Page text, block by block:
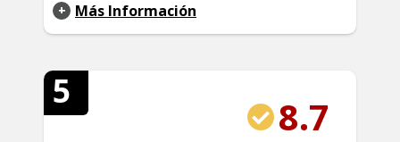
Más Información
5
8.7